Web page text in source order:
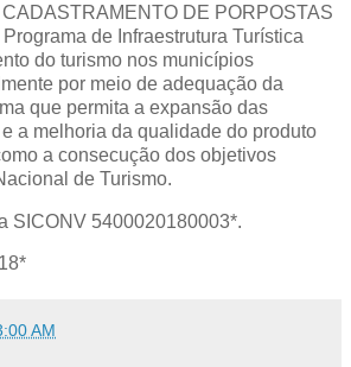
DE PORPOSTAS
de Infraestrutura Turística
do turismo nos municípios
por meio de adequação da
que permita a expansão das
a melhoria da qualidade do produto
a consecução dos objetivos
de Turismo.
SICONV 5400020180003*.
AM